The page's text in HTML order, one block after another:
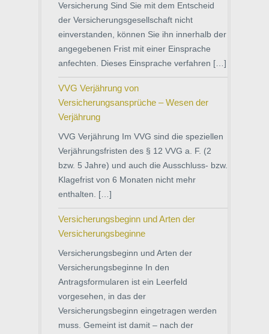
Versicherung Sind Sie mit dem Entscheid
der Versicherungsgesellschaft nicht
einverstanden, können Sie ihn innerhalb der
angegebenen Frist mit einer Einsprache
anfechten. Dieses Einsprache verfahren […]
VVG Verjährung von
Versicherungsansprüche – Wesen der
Verjährung
VVG Verjährung Im VVG sind die speziellen
Verjährungsfristen des § 12 VVG a. F. (2
bzw. 5 Jahre) und auch die Ausschluss- bzw.
Klagefrist von 6 Monaten nicht mehr
enthalten. […]
Versicherungsbeginn und Arten der
Versicherungsbeginne
Versicherungsbeginn und Arten der
Versicherungsbeginne In den
Antragsformularen ist ein Leerfeld
vorgesehen, in das der
Versicherungsbeginn eingetragen werden
muss. Gemeint ist damit – nach der